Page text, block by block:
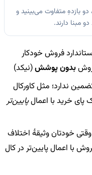
دو بازدهِ متفاوت می‌بینید و
مبنا دارند.
فروش خودکار
بدون پوشش(نیکد)
ندارد؛ مثل کاورکال
خرید با اعمالپایین‌تر
خودتان وثیقهٔ اختلاف
با اعمال پایین‌تر در کال